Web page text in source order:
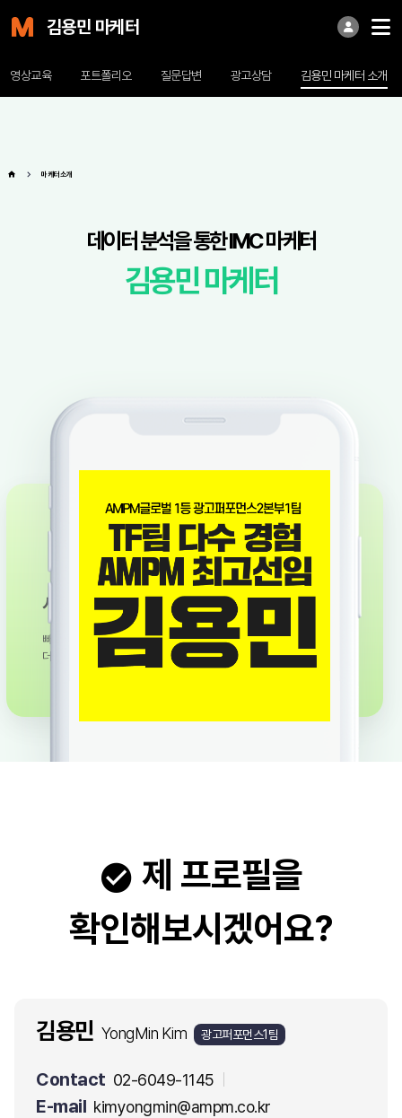
김용민 마케터
영상교육 포트폴리오 질문답변 광고상담 김용민 마케터 소개
마케터 소개
데이터 분석을 통한 IMC 마케터
김용민 마케터
시장분석
빠른 변화와 흐름에 대응하여
더 효과적인 성과를 만듭니다.
제 프로필을
확인해보시겠어요?
김용민 YongMin Kim 광고퍼포먼스1팀
Contact 02-6049-1145
E-mail kimyongmin@ampm.co.kr